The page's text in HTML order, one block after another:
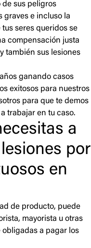
sus peligros
graves e incluso la
tus seres queridos se
compensación justa
también sus lesiones
ganando casos
exitosos para nuestros
para que te demos
trabajar en tu caso.
a
por
en
de producto, puede
mayorista u otras
a pagar los